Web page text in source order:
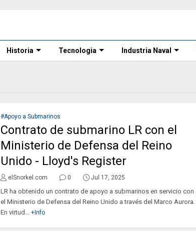
Historia Tecnologia Industria Naval
#Apoyo a Submarinos
Contrato de submarino LR con el
Ministerio de Defensa del Reino
Unido - Lloyd's Register
elSnorkel.com 0 Jul 17, 2025
LR ha obtenido un contrato de apoyo a submarinos en servicio con
el Ministerio de Defensa del Reino Unido a través del Marco Aurora.
En virtud... +Info